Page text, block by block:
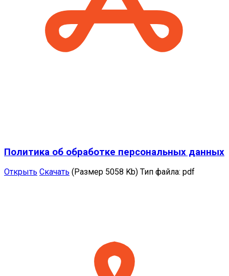
Политика об обработке персональных данных
Открыть Скачать (Размер 5058 Kb) Тип файла: pdf